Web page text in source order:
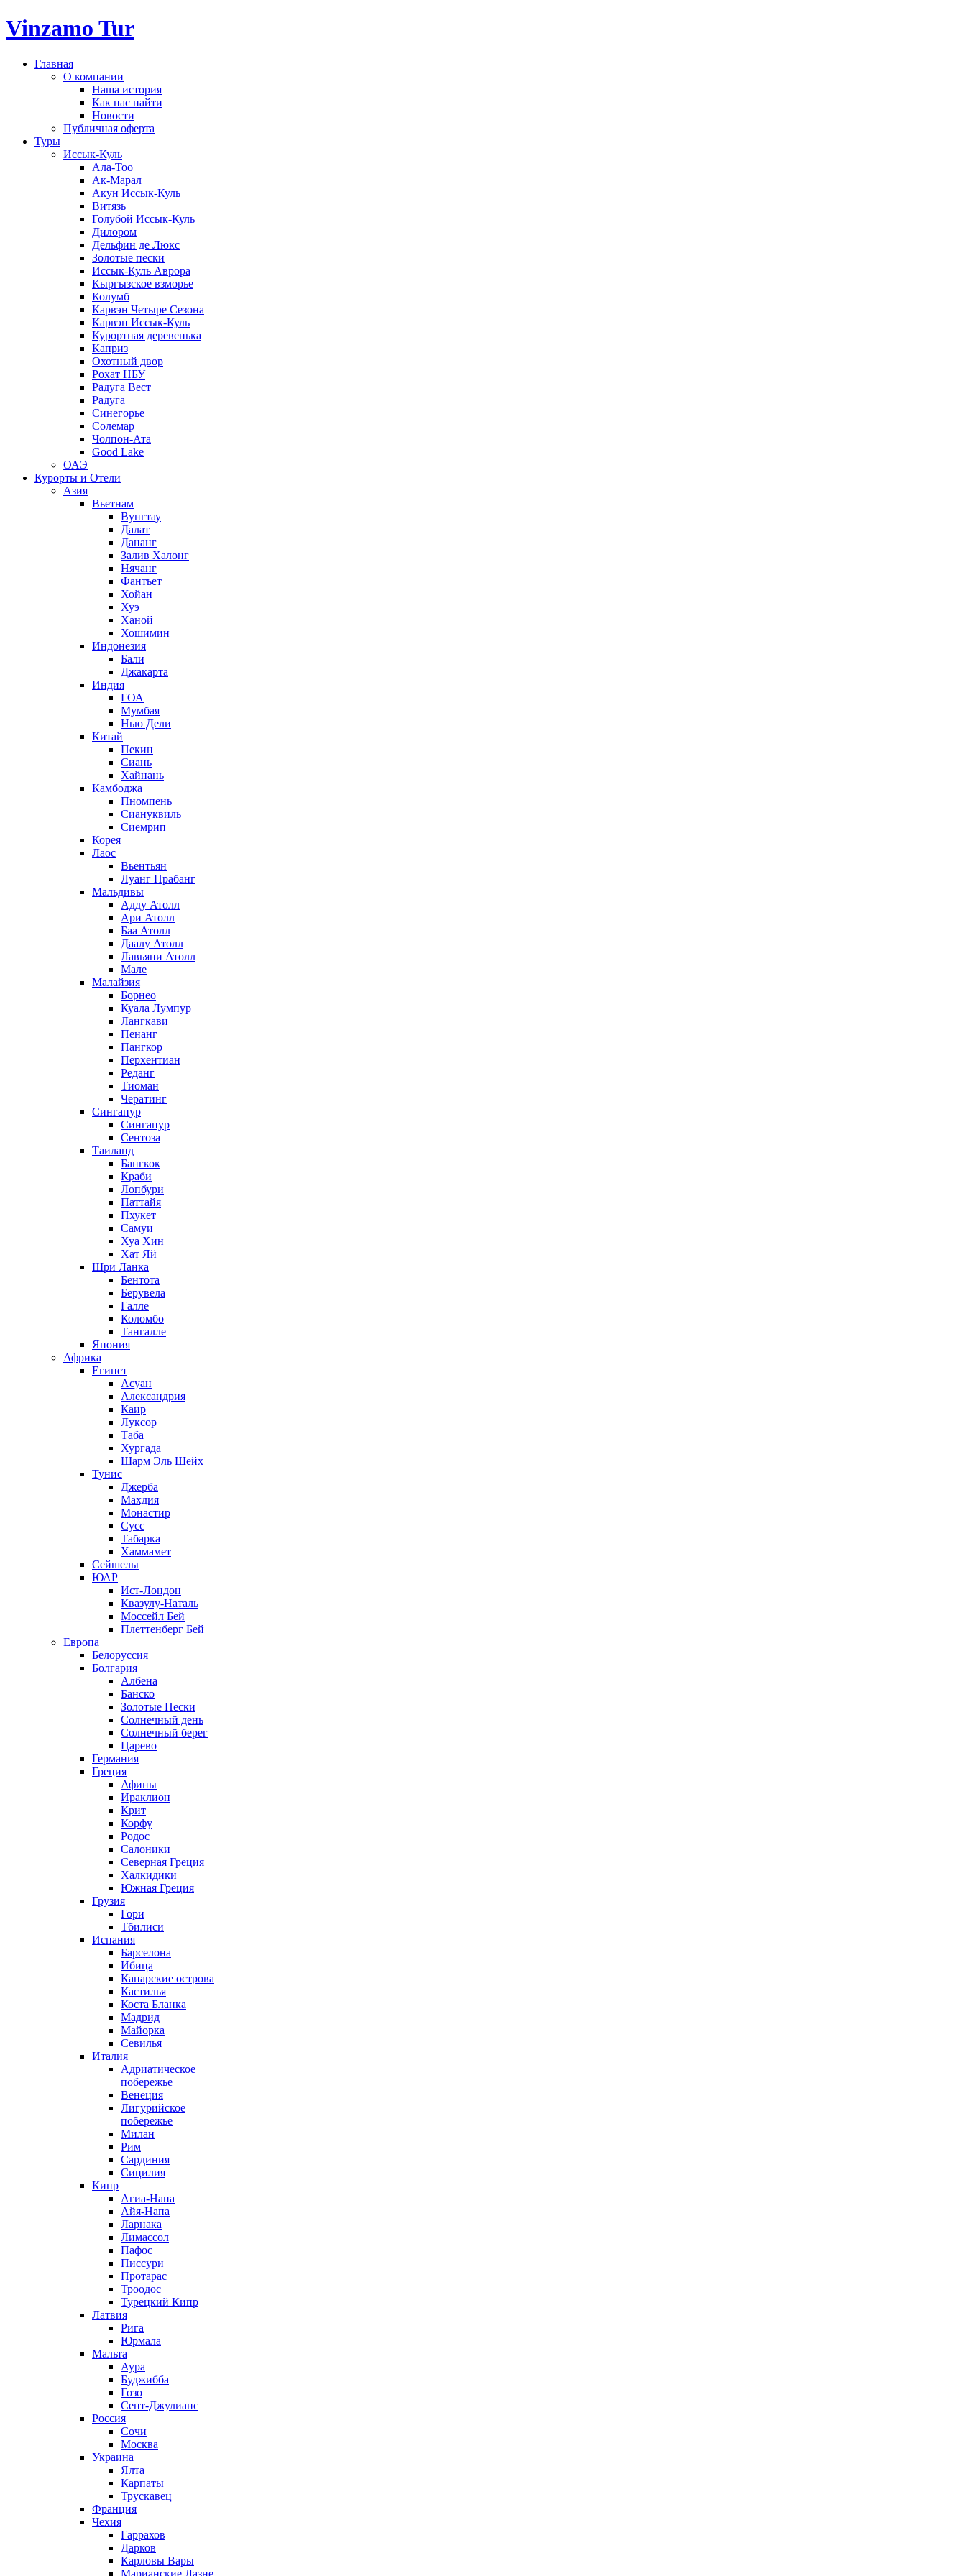
Vinzamo Tur
Главная
О компании
Наша история
Как нас найти
Новости
Публичная оферта
Туры
Иссык-Куль
Ала-Тоо
Ак-Марал
Акун Иссык-Куль
Витязь
Голубой Иссык-Куль
Дилором
Дельфин де Люкс
Золотые пески
Иссык-Куль Аврора
Кыргызское взморье
Колумб
Карвэн Четыре Сезона
Карвэн Иссык-Куль
Курортная деревенька
Каприз
Охотный двор
Рохат НБУ
Радуга Вест
Радуга
Синегорье
Солемар
Чолпон-Ата
Good Lake
ОАЭ
Курорты и Отели
Азия
Вьетнам
Вунгтау
Далат
Дананг
Залив Халонг
Нячанг
Фантьет
Хойан
Хуэ
Ханой
Хошимин
Индонезия
Бали
Джакарта
Индия
ГОА
Мумбая
Нью Дели
Китай
Пекин
Сиань
Хайнань
Камбоджа
Пномпень
Сиануквиль
Сиемрип
Корея
Лаос
Вьентьян
Луанг Прабанг
Мальдивы
Адду Атолл
Ари Атолл
Баа Атолл
Даалу Атолл
Лавьяни Атолл
Мале
Малайзия
Борнео
Куала Лумпур
Лангкави
Пенанг
Пангкор
Перхентиан
Реданг
Тиоман
Чератинг
Сингапур
Сингапур
Сентоза
Таиланд
Бангкок
Краби
Лопбури
Паттайя
Пхукет
Самуи
Хуа Хин
Хат Яй
Шри Ланка
Бентота
Берувела
Галле
Коломбо
Тангалле
Япония
Африка
Египет
Асуан
Александрия
Каир
Луксор
Таба
Хургада
Шарм Эль Шейх
Тунис
Джерба
Махдия
Монастир
Сусс
Табарка
Хаммамет
Сейшелы
ЮАР
Ист-Лондон
Квазулу-Наталь
Моссейл Бей
Плеттенберг Бей
Европа
Белоруссия
Болгария
Албена
Банско
Золотые Пески
Солнечный день
Солнечный берег
Царево
Германия
Греция
Афины
Ираклион
Крит
Корфу
Родос
Салоники
Северная Греция
Халкидики
Южная Греция
Грузия
Гори
Тбилиси
Испания
Барселона
Ибица
Канарские острова
Кастилья
Коста Бланка
Мадрид
Майорка
Севилья
Италия
Адриатическое
побережье
Венеция
Лигурийское
побережье
Милан
Рим
Сардиния
Сицилия
Кипр
Агиа-Напа
Айя-Напа
Ларнака
Лимассол
Пафос
Писсури
Протарас
Троодос
Турецкий Кипр
Латвия
Рига
Юрмала
Мальта
Аура
Буджибба
Гозо
Сент-Джулианс
Россия
Сочи
Москва
Украина
Ялта
Карпаты
Трускавец
Франция
Чехия
Гаррахов
Дарков
Карловы Вары
Марианские Лазне